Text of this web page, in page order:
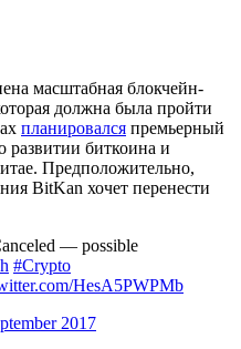
масштабная блокчейн-
должна была пройти
планировался премьерный
развитии биткоина и
Предположительно,
BitKan хочет перенести
— possible
#Crypto
HesA5PWPMb
2017